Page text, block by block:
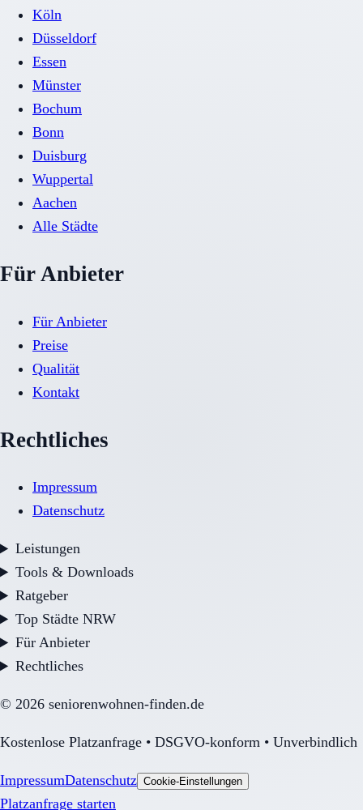
Köln
Düsseldorf
Essen
Münster
Bochum
Bonn
Duisburg
Wuppertal
Aachen
Alle Städte
Für Anbieter
Für Anbieter
Preise
Qualität
Kontakt
Rechtliches
Impressum
Datenschutz
Leistungen
Tools & Downloads
Ratgeber
Top Städte NRW
Für Anbieter
Rechtliches
© 2026 seniorenwohnen-finden.de
Kostenlose Platzanfrage • DSGVO-konform • Unverbindlich
ImpressumDatenschutz Cookie-Einstellungen
Platzanfrage starten